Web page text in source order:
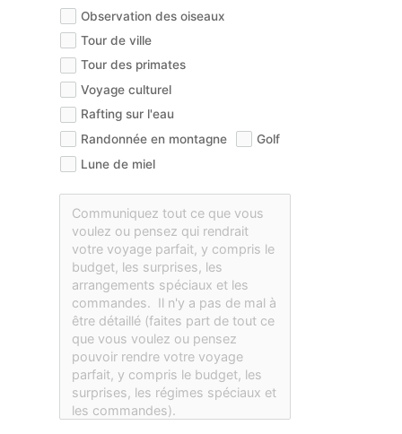
Observation des oiseaux
Tour de ville
Tour des primates
Voyage culturel
Rafting sur l'eau
Randonnée en montagne
Golf
Lune de miel